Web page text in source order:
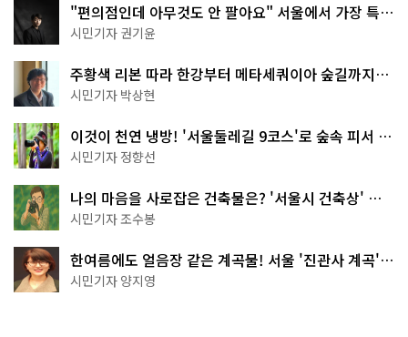
"편의점인데 아무것도 안 팔아요" 서울에서 가장 특별
한 편의점의 정체
시민기자 권기윤
주황색 리본 따라 한강부터 메타세쿼이아 숲길까지…
서울둘레길 15코스
시민기자 박상현
이것이 천연 냉방! '서울둘레길 9코스'로 숲속 피서 떠
나볼까
시민기자 정향선
나의 마음을 사로잡은 건축물은? '서울시 건축상' 수
상작 공개!
시민기자 조수봉
한여름에도 얼음장 같은 계곡물! 서울 '진관사 계곡'이
천국이네~
시민기자 양지영